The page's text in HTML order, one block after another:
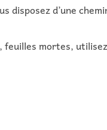
d’une
mortes,